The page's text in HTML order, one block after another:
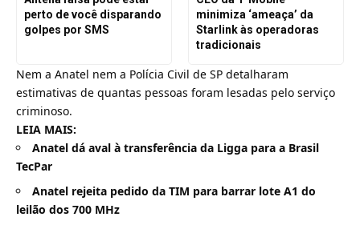
perto de você disparando
golpes por SMS
minimiza ‘ameaça’ da
Starlink às operadoras
tradicionais
Nem a Anatel nem a Polícia Civil de SP detalharam
estimativas de quantas pessoas foram lesadas pelo serviço
criminoso.
LEIA MAIS:
Anatel dá aval à transferência da Ligga para a Brasil
TecPar
Anatel rejeita pedido da TIM para barrar lote A1 do
leilão dos 700 MHz